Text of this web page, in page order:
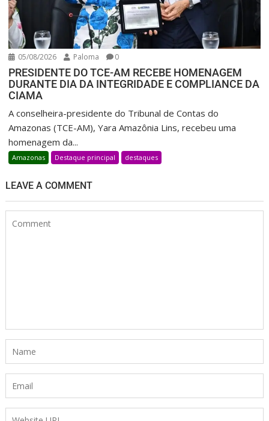
05/08/2026 Paloma 0
PRESIDENTE DO TCE-AM RECEBE HOMENAGEM
DURANTE DIA DA INTEGRIDADE E COMPLIANCE DA
CIAMA
A conselheira-presidente do Tribunal de Contas do
Amazonas (TCE-AM), Yara Amazônia Lins, recebeu uma
homenagem da...
Amazonas Destaque principal destaques
LEAVE A COMMENT